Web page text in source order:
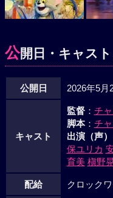
公開日・キャス
公開日 2026年5月
キャスト
監督： チ
脚本： チ
出演（声）
保ユリカ
育美 槇野
配給 クロック